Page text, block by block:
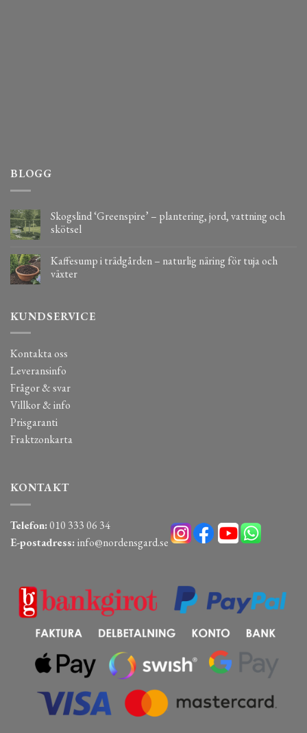
BLOGG
Skogslind ‘Greenspire’ – plantering, jord, vattning och
skötsel
Kaffesump i trädgården – naturlig näring för tuja och
växter
KUNDSERVICE
Kontakta oss
Leveransinfo
Frågor & svar
Villkor & info
Prisgaranti
Fraktzonkarta
KONTAKT
Telefon:010 333 06 34
E-postadress: info@nordensgard.se